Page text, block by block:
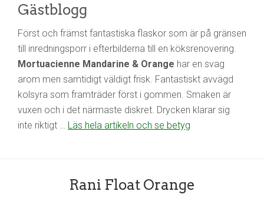
Gästblogg
Först och främst fantastiska flaskor som är på gränsen
till inredningsporr i efterbilderna till en köksrenovering.
Mortuacienne Mandarine & Orange har en svag
arom men samtidigt väldigt frisk. Fantastiskt avvägd
kolsyra som framträder först i gommen. Smaken är
vuxen och i det närmaste diskret. Drycken klarar sig
inte riktigt … Läs hela artikeln och se betyg
Rani Float Orange